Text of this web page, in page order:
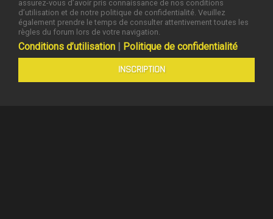
assurez-vous d’avoir pris connaissance de nos conditions
d’utilisation et de notre politique de confidentialité. Veuillez
également prendre le temps de consulter attentivement toutes les
règles du forum lors de votre navigation.
Conditions d’utilisation | Politique de confidentialité
INSCRIPTION